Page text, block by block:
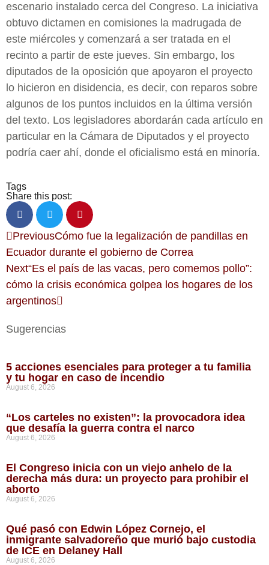
escenario instalado cerca del Congreso. La iniciativa
obtuvo dictamen en comisiones la madrugada de
este miércoles y comenzará a ser tratada en el
recinto a partir de este jueves. Sin embargo, los
diputados de la oposición que apoyaron el proyecto
lo hicieron en disidencia, es decir, con reparos sobre
algunos de los puntos incluidos en la última versión
del texto. Los legisladores abordarán cada artículo en
particular en la Cámara de Diputados y el proyecto
podría caer ahí, donde el oficialismo está en minoría.
Tags
Share this post:
PreviousCómo fue la legalización de pandillas en
Ecuador durante el gobierno de Correa
Next“Es el país de las vacas, pero comemos pollo”:
cómo la crisis económica golpea los hogares de los
argentinos
Sugerencias
5 acciones esenciales para proteger a tu familia
y tu hogar en caso de incendio
August 6, 2026
“Los carteles no existen”: la provocadora idea
que desafía la guerra contra el narco
August 6, 2026
El Congreso inicia con un viejo anhelo de la
derecha más dura: un proyecto para prohibir el
aborto
August 6, 2026
Qué pasó con Edwin López Cornejo, el
inmigrante salvadoreño que murió bajo custodia
de ICE en Delaney Hall
August 6, 2026